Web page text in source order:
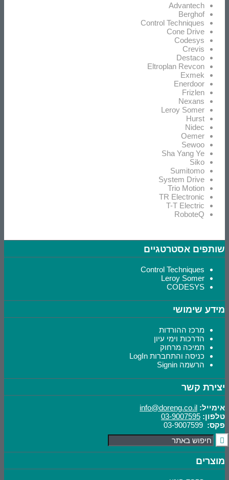
Advantech
Berghof
Control Techniques
Cone Drive
Codesys
Crevis
Destaco
Eltroplan Revcon
Exmek
Enerdoor
Frizlen
Nexans
Leroy Somer
Hurst
Nidec
Oemer
Sewoo
Sha Yang Ye
Siko
Sumitomo
System Drive
Trio Motion
TR Electronic
T-T Electric
RoboteQ
שותפים אסטרטגיים
Control Techniques
Leroy Somer
CODESYS
מידע שימושי
מרכז ההורדות
הדרכות וימי עיון
תמיכה מרחוק
כניסה והתחברות LogIn
הרשמה Signin
יצירת קשר
אימייל: info@doreng.co.il
טלפון: 03-9007595
פקס:
מוצרים